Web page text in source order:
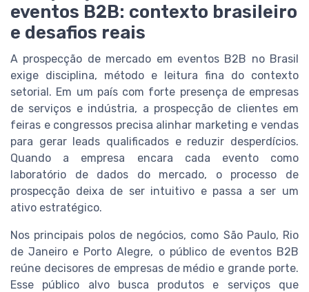
eventos B2B: contexto brasileiro
e desafios reais
A prospecção de mercado em eventos B2B no Brasil
exige disciplina, método e leitura fina do contexto
setorial. Em um país com forte presença de empresas
de serviços e indústria, a prospecção de clientes em
feiras e congressos precisa alinhar marketing e vendas
para gerar leads qualificados e reduzir desperdícios.
Quando a empresa encara cada evento como
laboratório de dados do mercado, o processo de
prospecção deixa de ser intuitivo e passa a ser um
ativo estratégico.
Nos principais polos de negócios, como São Paulo, Rio
de Janeiro e Porto Alegre, o público de eventos B2B
reúne decisores de empresas de médio e grande porte.
Esse público alvo busca produtos e serviços que